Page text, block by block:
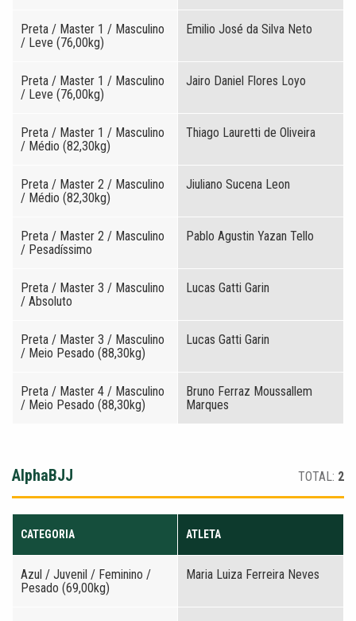
Preta / Master 1 / Masculino
/ Leve (76,00kg)
Emilio José da Silva Neto
Preta / Master 1 / Masculino
/ Leve (76,00kg)
Jairo Daniel Flores Loyo
Preta / Master 1 / Masculino
/ Médio (82,30kg)
Thiago Lauretti de Oliveira
Preta / Master 2 / Masculino
/ Médio (82,30kg)
Jiuliano Sucena Leon
Preta / Master 2 / Masculino
/ Pesadíssimo
Pablo Agustin Yazan Tello
Preta / Master 3 / Masculino
/ Absoluto
Lucas Gatti Garin
Preta / Master 3 / Masculino
/ Meio Pesado (88,30kg)
Lucas Gatti Garin
Preta / Master 4 / Masculino
/ Meio Pesado (88,30kg)
Bruno Ferraz Moussallem
Marques
AlphaBJJ TOTAL: 2
CATEGORIA ATLETA
Azul / Juvenil / Feminino /
Pesado (69,00kg)
Maria Luiza Ferreira Neves